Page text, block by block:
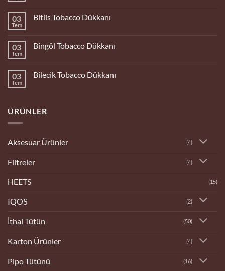
Tobacco
03
Tem
Bitlis Tobacco Dükkanı
Tobacco
03
Tem
Bingöl Tobacco Dükkanı
Tobacco
03
Tem
Bilecik Tobacco Dükkanı
Dükkanı
ÜRÜNLER
Aksesuar Ürünler (4)
Filtreler (4)
HEETS (15)
IQOS (2)
İthal Tütün (50)
Karton Ürünler (4)
Pipo Tütünü (16)